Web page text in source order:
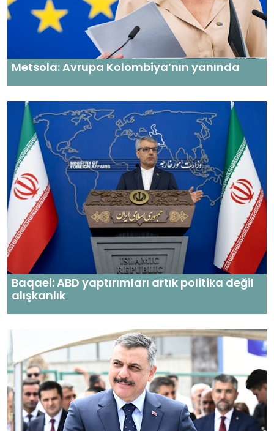
Metsola: Avrupa Kolombiya’nın yanında
Baqaei: ABD yaptırımları artık politika değil
alışkanlık